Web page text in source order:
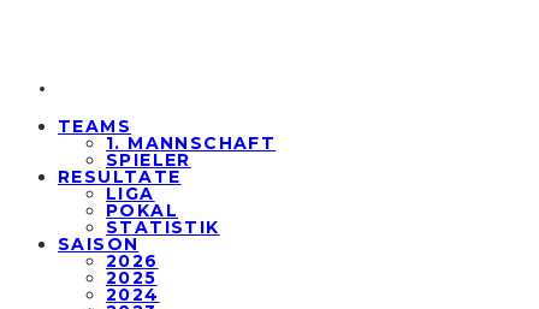
TEAMS
1. MANNSCHAFT
SPIELER
RESULTATE
LIGA
POKAL
STATISTIK
SAISON
2026
2025
2024